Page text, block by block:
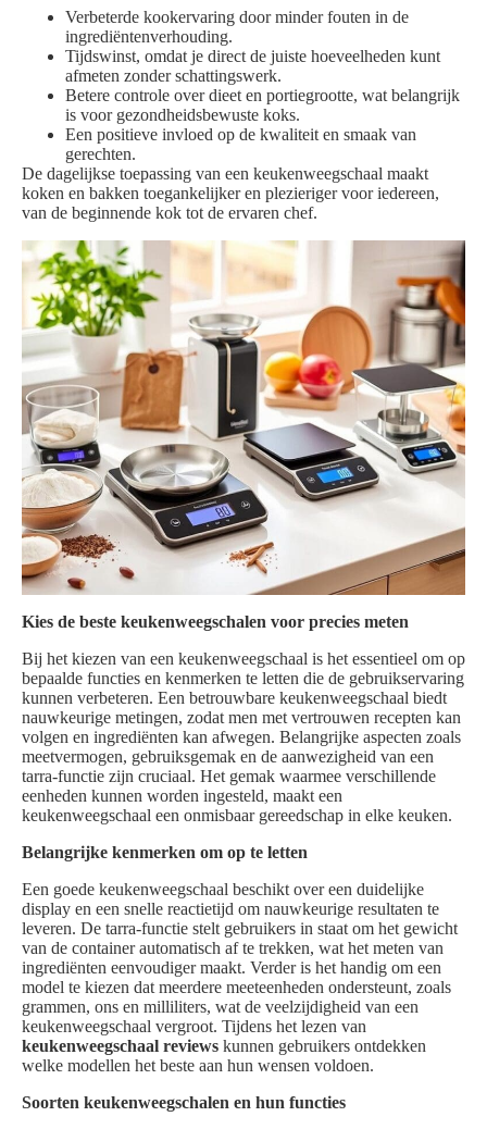
Verbeterde kookervaring door minder fouten in de
ingrediëntenverhouding.
Tijdswinst, omdat je direct de juiste hoeveelheden kunt
afmeten zonder schattingswerk.
Betere controle over dieet en portiegrootte, wat belangrijk
is voor gezondheidsbewuste koks.
Een positieve invloed op de kwaliteit en smaak van
gerechten.
De dagelijkse toepassing van een keukenweegschaal maakt
koken en bakken toegankelijker en plezieriger voor iedereen,
van de beginnende kok tot de ervaren chef.
Kies de beste keukenweegschalen voor precies meten
Bij het kiezen van een keukenweegschaal is het essentieel om op
bepaalde functies en kenmerken te letten die de gebruikservaring
kunnen verbeteren. Een betrouwbare keukenweegschaal biedt
nauwkeurige metingen, zodat men met vertrouwen recepten kan
volgen en ingrediënten kan afwegen. Belangrijke aspecten zoals
meetvermogen, gebruiksgemak en de aanwezigheid van een
tarra-functie zijn cruciaal. Het gemak waarmee verschillende
eenheden kunnen worden ingesteld, maakt een
keukenweegschaal een onmisbaar gereedschap in elke keuken.
Belangrijke kenmerken om op te letten
Een goede keukenweegschaal beschikt over een duidelijke
display en een snelle reactietijd om nauwkeurige resultaten te
leveren. De tarra-functie stelt gebruikers in staat om het gewicht
van de container automatisch af te trekken, wat het meten van
ingrediënten eenvoudiger maakt. Verder is het handig om een
model te kiezen dat meerdere meeteenheden ondersteunt, zoals
grammen, ons en milliliters, wat de veelzijdigheid van een
keukenweegschaal vergroot. Tijdens het lezen van
keukenweegschaal reviews kunnen gebruikers ontdekken
welke modellen het beste aan hun wensen voldoen.
Soorten keukenweegschalen en hun functies